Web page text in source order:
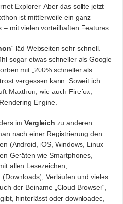
Explorer. Aber das sollte jetzt
ist mittlerweile ein ganz
mit vielen vorteilhaften Features.
“ läd Webseiten sehr schnell.
sogar etwas schneller als Google
mit „200% schneller als
vergessen kann. Soweit ich
Maxthon, wie auch Firefox,
Engine.
imVergleich zu anderen
nach einer Registrierung den
(Android, iOS, Windows, Linux
Geräten wie Smartphones,
allen Lesezeichen,
Verläufen und vieles
der Beiname „Cloud Browser“,
hinterlässt oder downloaded,